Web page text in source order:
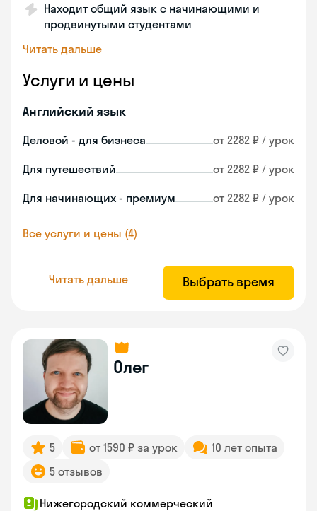
Находит общий язык с начинающими и
продвинутыми студентами
Читать дальше
Услуги и цены
Английский язык
Деловой - для бизнеса от 2282 ₽ / урок
Для путешествий от 2282 ₽ / урок
Для начинающих - премиум от 2282 ₽ / урок
Все услуги и цены (4)
Читать дальше Выбрать время
Олег
5 от 1590 ₽ за урок
10 лет опыта
5 отзывов
Нижегородский коммерческий